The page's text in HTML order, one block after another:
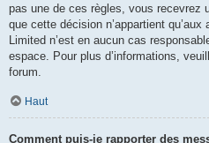
pas une de ces règles, vous recevrez
que cette décision n’appartient
Limited n’est en aucun cas
espace. Pour plus d’informations,
forum.
Haut
Comment puis-je rapporter des